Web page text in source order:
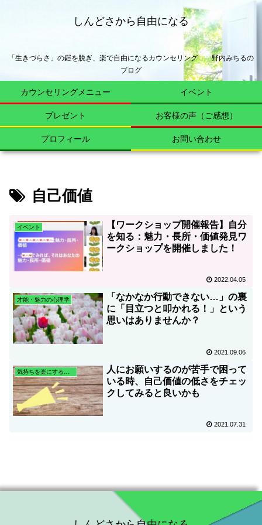
しんどさから自由になる
「生きづらさ」の鎧を脱ぎ、楽で自由になるカウンセリング 野内みちるの
ブログ
カウンセリングメニュー イベント
プレゼント お客様の声（ご感想）
プロフィール お問い合わせ
自己価値
イベント
【ワークショップ開催報告】自分
を知る：魅力・長所・価値発見ワ
ークショップを開催しました！
2022.04.05
才能・魅力の心理学
「なかなか行動できない…」の裏
に「目立つと叩かれる！」という
思いはありませんか？
2021.09.06
気持ちを楽にする心理学
人にお願いするのが苦手で困って
いる時、自己価値の低さをチェッ
クしてみると良いかも
2021.07.31